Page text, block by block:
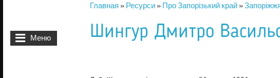
Меню
Главная »Ресурси»Про Запорізький край»
Шингур Дмитро